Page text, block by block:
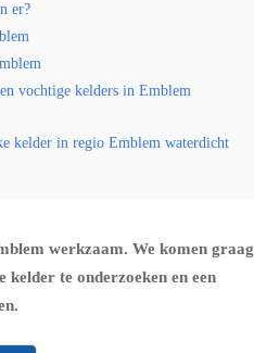
er?
vochtige kelders in Emblem
kelder in regio Emblem waterdicht
werkzaam. We komen graag
kelder te onderzoeken en een